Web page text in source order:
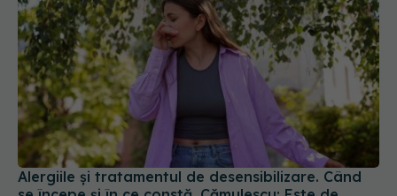
Alergiile și tratamentul de desensibilizare. Când